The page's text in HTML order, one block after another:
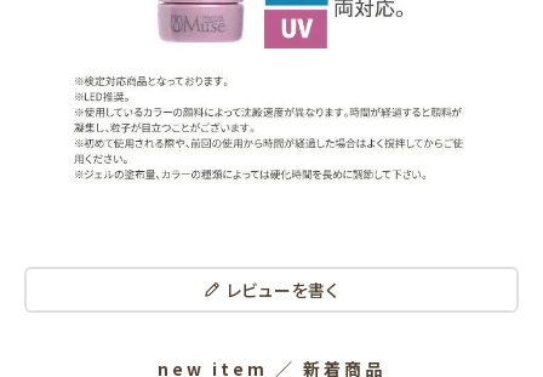
レビューを書く
new item ／ 新着商品